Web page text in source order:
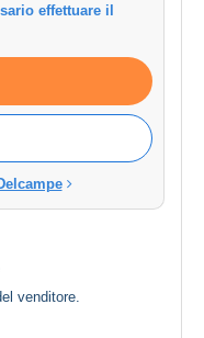
effettuare il
venditore